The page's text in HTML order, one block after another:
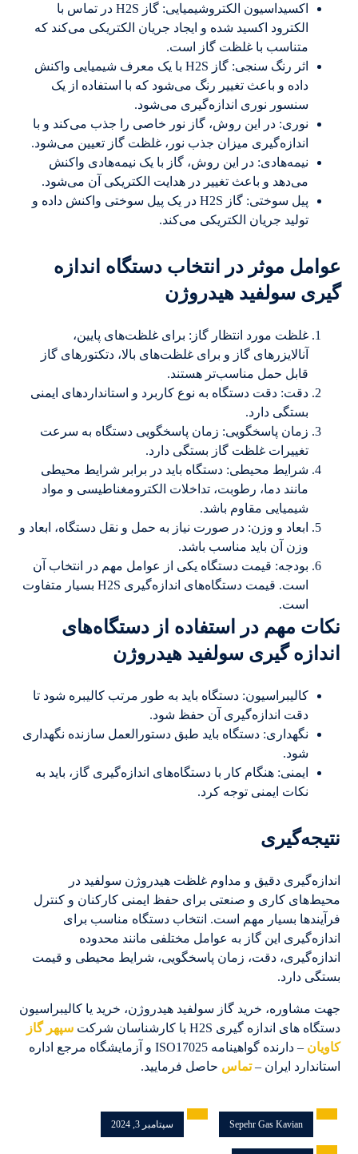
اکسیداسیون الکتروشیمیایی: گاز H2S در تماس با
الکترود اکسید شده و ایجاد جریان الکتریکی می‌کند که
متناسب با غلظت گاز است.
اثر رنگ سنجی: گاز H2S با یک معرف شیمیایی واکنش
داده و باعث تغییر رنگ می‌شود که با استفاده از یک
سنسور نوری اندازه‌گیری می‌شود.
نوری: در این روش، گاز نور خاصی را جذب می‌کند و با
اندازه‌گیری میزان جذب نور، غلظت گاز تعیین می‌شود.
نیمه‌هادی: در این روش، گاز با یک نیمه‌هادی واکنش
می‌دهد و باعث تغییر در هدایت الکتریکی آن می‌شود.
پیل سوختی: گاز H2S در یک پیل سوختی واکنش داده و
تولید جریان الکتریکی می‌کند.
عوامل موثر در انتخاب دستگاه اندازه
گیری سولفید هیدروژن
غلظت مورد انتظار گاز: برای غلظت‌های پایین،
آنالایزرهای گاز و برای غلظت‌های بالا، دتکتورهای گاز
قابل حمل مناسب‌تر هستند.
دقت: دقت دستگاه به نوع کاربرد و استانداردهای ایمنی
بستگی دارد.
زمان پاسخگویی: زمان پاسخگویی دستگاه به سرعت
تغییرات غلظت گاز بستگی دارد.
شرایط محیطی: دستگاه باید در برابر شرایط محیطی
مانند دما، رطوبت، تداخلات الکترومغناطیسی و مواد
شیمیایی مقاوم باشد.
ابعاد و وزن: در صورت نیاز به حمل و نقل دستگاه، ابعاد و
وزن آن باید مناسب باشد.
بودجه: قیمت دستگاه یکی از عوامل مهم در انتخاب آن
است. قیمت دستگاه‌های اندازه‌گیری H2S بسیار متفاوت
است.
نکات مهم در استفاده از دستگاه‌های
اندازه گیری سولفید هیدروژن
کالیبراسیون: دستگاه باید به طور مرتب کالیبره شود تا
دقت اندازه‌گیری آن حفظ شود.
نگهداری: دستگاه باید طبق دستورالعمل سازنده نگهداری
شود.
ایمنی: هنگام کار با دستگاه‌های اندازه‌گیری گاز، باید به
نکات ایمنی توجه کرد.
نتیجه‌گیری
اندازه‌گیری دقیق و مداوم غلظت هیدروژن سولفید در
محیط‌های کاری و صنعتی برای حفظ ایمنی کارکنان و کنترل
فرآیندها بسیار مهم است. انتخاب دستگاه مناسب برای
اندازه‌گیری این گاز به عوامل مختلفی مانند محدوده
اندازه‌گیری، دقت، زمان پاسخگویی، شرایط محیطی و قیمت
بستگی دارد.
جهت مشاوره، خرید گاز سولفید هیدروژن، خرید یا کالیبراسیون
دستگاه های اندازه گیری H2S با کارشناسان شرکت
سپهر گاز
کاویان
– دارنده گواهینامه ISO17025 و آزمایشگاه مرجع اداره
استاندارد ایران –تماس حاصل فرمایید.
Sepehr Gas Kavian سپتامبر 3, 2024